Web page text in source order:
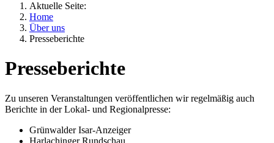
Aktuelle Seite:
Home
Über uns
Presseberichte
Presseberichte
Zu unseren Veranstaltungen veröffentlichen wir regelmäßig auch
Berichte in der Lokal- und Regionalpresse:
Grünwalder Isar-Anzeiger
Harlachinger Rundschau